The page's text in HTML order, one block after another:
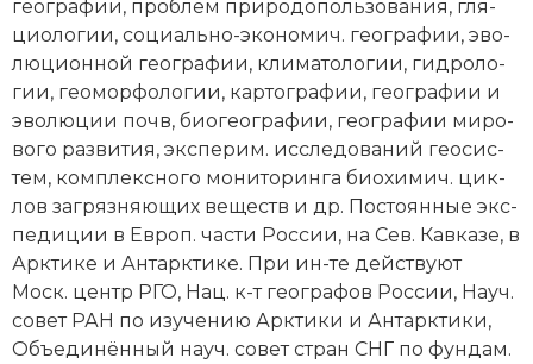
Новейшая история
Нумизматика
Образование
Общественные объединения и организации
Политическая история
Революции и народные движения
гео­гра­фии, про­блем при­ро­до­поль­зо­ва­ния, гля­
цио­ло­гии, со­ци­аль­но-эко­но­мич. гео­гра­фии, эво­
лю­ци­он­ной гео­гра­фии, кли­ма­то­ло­гии, гид­ро­ло­
гии, гео­мор­фо­ло­гии, кар­то­гра­фии, гео­гра­фии и
эво­лю­ции почв, био­гео­гра­фии, гео­гра­фии ми­ро­
во­го раз­ви­тия, экс­пе­рим. ис­сле­до­ва­ний гео­сис­
тем, ком­плекс­но­го мо­ни­то­рин­га био­хи­мич. цик­
лов за­гряз­няю­щих ве­ществ и др. По­сто­ян­ные экс­
пе­ди­ции в Ев­роп. час­ти Рос­сии, на Сев. Кав­ка­зе, в
Арк­ти­ке и Ан­тарк­ти­ке. При ин-те дей­ст­ву­ют
Моск. центр РГО, Нац. к-т гео­гра­фов Рос­сии, На­уч.
со­вет РАН по изу­че­нию Арк­ти­ки и Ан­тарк­ти­ки,
Объ­е­ди­нён­ный на­уч. со­вет стран СНГ по фун­дам.